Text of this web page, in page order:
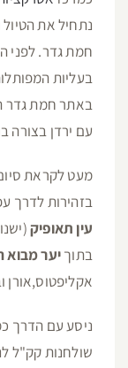
חמת גדר. לפני
בעליות
באתר חמת גדר
עם ירדן בצורה
מעט לקראת
בזהירות לדרך
עין תאופיק
בתוךיער מבוא
אקליפטוס,אורן
ניסע עם הדרך
שולחנות קק"ל